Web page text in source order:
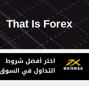
That Is Forex